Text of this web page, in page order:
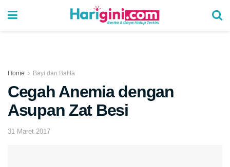
Home Bayi dan Balita
Cegah Anemia dengan
Asupan Zat Besi
31 Maret 2017